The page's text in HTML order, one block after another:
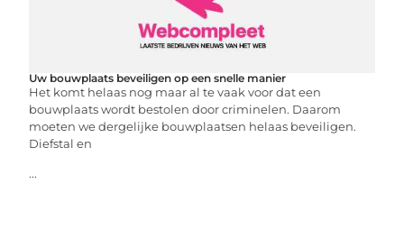
Uw bouwplaats beveiligen op een snelle manier
Het komt helaas nog maar al te vaak voor dat een
bouwplaats wordt bestolen door criminelen. Daarom
moeten we dergelijke bouwplaatsen helaas beveiligen.
Diefstal en
...